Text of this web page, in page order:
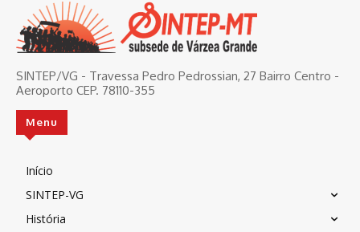
SINTEP/VG - Travessa Pedro Pedrossian, 27 Bairro Centro -
Aeroporto CEP. 78110-355
Menu
Início
SINTEP-VG
História